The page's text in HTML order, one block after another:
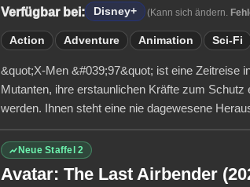
Verfügbar bei: Disney+ (Kann sich ändern.
Action Adventure Animation Sci-Fi
&quot;X-Men &#039;97&quot; ist eine Zeitreise
Mutanten, ihre erstaunlichen Kräfte zum
werden. Ihnen steht eine nie dagewesene
Neue Staffel 2
Avatar: The Last Airbender